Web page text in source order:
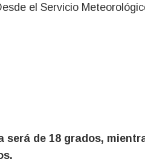
el Servicio
será de 18 grados,